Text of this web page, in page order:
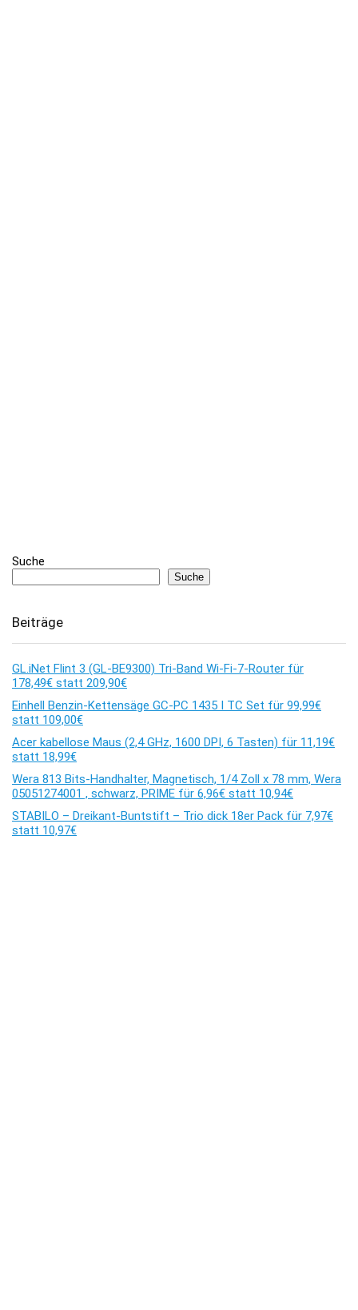
Suche
Suche
Beiträge
GL.iNet Flint 3 (GL-BE9300) Tri-Band Wi-Fi-7-Router für
178,49€ statt 209,90€
Einhell Benzin-Kettensäge GC-PC 1435 I TC Set für 99,99€
statt 109,00€
Acer kabellose Maus (2,4 GHz, 1600 DPI, 6 Tasten) für 11,19€
statt 18,99€
Wera 813 Bits-Handhalter, Magnetisch, 1/4 Zoll x 78 mm, Wera
05051274001 , schwarz, PRIME für 6,96€ statt 10,94€
STABILO – Dreikant-Buntstift – Trio dick 18er Pack für 7,97€
statt 10,97€